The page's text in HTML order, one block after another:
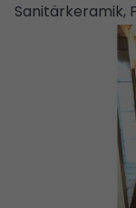
Sanitärkeramik,